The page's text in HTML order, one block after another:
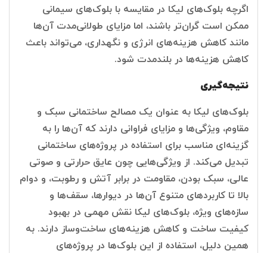
اگرچه بلوک‌های لیکا در مقایسه با بلوک‌های سیمانی
ممکن است گران‌تر باشند، اما مزایای طولانی‌مدت آن‌ها
مانند کاهش هزینه‌های انرژی و نگهداری، می‌تواند باعث
کاهش هزینه‌ها در بلندمدت شود.
نتیجه‌گیری
بلوک‌های لیکا به عنوان یک مصالح ساختمانی سبک و
مقاوم، ویژگی‌ها و مزایای فراوانی دارند که آن‌ها را به
گزینه‌ای مناسب برای استفاده در پروژه‌های ساختمانی
تبدیل می‌کند. از ویژگی‌هایی چون عایق حرارتی و صوتی
عالی، سبک بودن، مقاومت در برابر آتش و رطوبت، و دوام
بالا تا کاربردهای متنوع آن‌ها در دیوارها، سقف‌ها و
سازه‌های ویژه، بلوک‌های لیکا نقش مهمی در بهبود
کیفیت ساخت و کاهش هزینه‌های ساخت‌وساز دارند. به
همین دلیل، استفاده از این بلوک‌ها در پروژه‌های